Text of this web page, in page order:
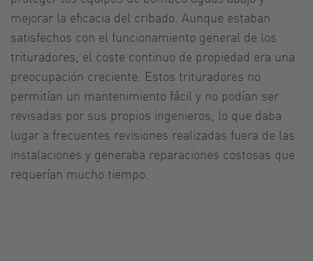
mejorar la eficacia del cribado. Aunque estaban
satisfechos con el funcionamiento general de los
trituradores, el coste continuo de propiedad era una
preocupación creciente. Estos trituradores no
permitían un mantenimiento fácil y no podían ser
revisadas por sus propios ingenieros, lo que daba
lugar a frecuentes revisiones realizadas fuera de las
instalaciones y generaba reparaciones costosas que
requerían mucho tiempo.